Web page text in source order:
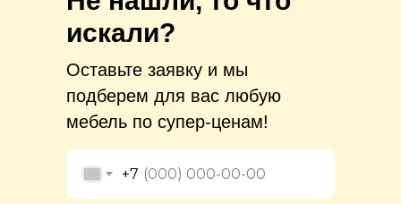
искали?
Оставьте заявку и мы
подберем для вас любую
мебель по супер-ценам!
+7